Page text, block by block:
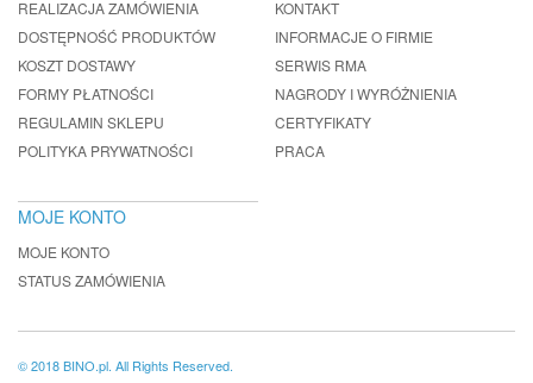
REALIZACJA ZAMÓWIENIA
DOSTĘPNOŚĆ PRODUKTÓW
KOSZT DOSTAWY
FORMY PŁATNOŚCI
REGULAMIN SKLEPU
POLITYKA PRYWATNOŚCI
KONTAKT
INFORMACJE O FIRMIE
SERWIS RMA
NAGRODY I WYRÓŻNIENIA
CERTYFIKATY
PRACA
MOJE KONTO
MOJE KONTO
STATUS ZAMÓWIENIA
© 2018 BINO.pl. All Rights Reserved.